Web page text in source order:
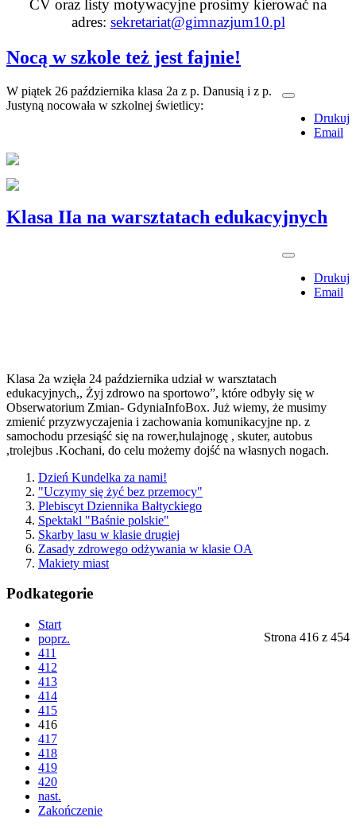
CV oraz listy motywacyjne prosimy kierować na
adres: sekretariat@gimnazjum10.pl
Nocą w szkole też jest fajnie!
Drukuj
Email
W piątek 26 października klasa 2a z p. Danusią i z p.
Justyną nocowała w szkolnej świetlicy:
Klasa IIa na warsztatach edukacyjnych
Drukuj
Email
Klasa 2a wzięła 24 października udział w warsztatach
edukacyjnych,, Żyj zdrowo na sportowo”, które odbyły się w
Obserwatorium Zmian- GdyniaInfoBox. Już wiemy, że musimy
zmienić przyzwyczajenia i zachowania komunikacyjne np. z
samochodu przesiąść się na rower,hulajnogę , skuter, autobus
,trolejbus .Kochani, do celu możemy dojść na własnych nogach.
Dzień Kundelka za nami!
"Uczymy się żyć bez przemocy"
Plebiscyt Dziennika Bałtyckiego
Spektakl "Baśnie polskie"
Skarby lasu w klasie drugiej
Zasady zdrowego odżywania w klasie OA
Makiety miast
Podkategorie
Strona 416 z 454
Start
poprz.
411
412
413
414
415
416
417
418
419
420
nast.
Zakończenie